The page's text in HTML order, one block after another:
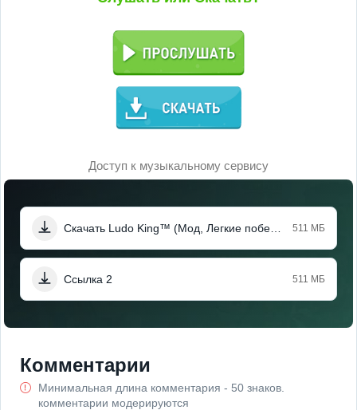
Доступ к музыкальному сервису
511 МБ
Ссылка 2 511 МБ
Комментарии
Минимальная длина комментария - 50 знаков.
комментарии модерируются